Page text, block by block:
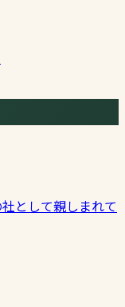
として親しまれて